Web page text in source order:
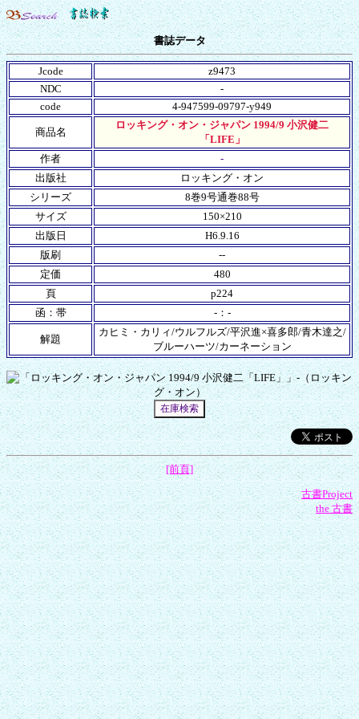
書誌データ
Jcode
z9473
NDC
-
code
4-947599-09797-y949
商品名
ロッキング・オン・ジャパン 1994/9 小沢健二
「LIFE」
作者
-
出版社
ロッキング・オン
シリーズ
8巻9号通巻88号
サイズ
150×210
出版日
H6.9.16
版刷
--
定価
480
頁
p224
函：帯
-：-
解題
カヒミ・カリィ/ウルフルズ/平沢進×喜多郎/青木達之/
ブルーハーツ/カーネーション
[前頁]
古書Project
the 古書